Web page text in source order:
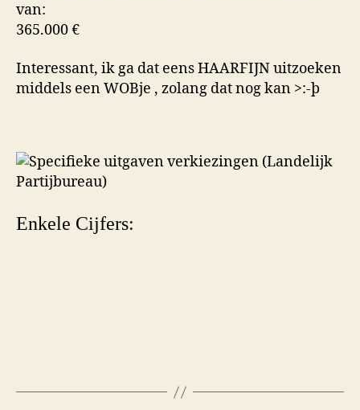
van:
365.000 €
Interessant, ik ga dat eens HAARFIJN uitzoeken
middels een WOBje , zolang dat nog kan >:-þ
Enkele Cijfers: